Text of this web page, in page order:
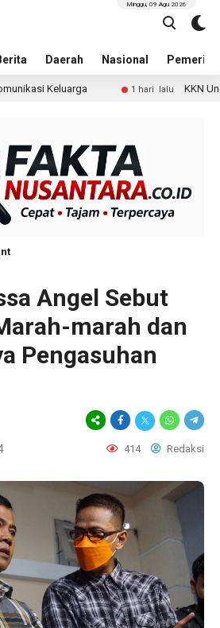
Daerah Nasional
Minggu, 09 Agu 2026
lalu KKN Undip Bekali Pengelola
Angel Sebut
marah dan
Pengasuhan
414 Redaksi